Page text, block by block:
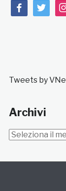
facebooktwitter
Tweets by
Archivi
Archivi